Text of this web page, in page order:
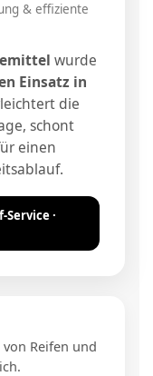
& effiziente
wurde
Einsatz in
die
schont
einen
·
Reifen und